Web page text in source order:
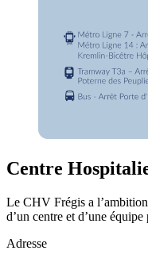
Centre
Le CHV Frégis a
d’un centre et d’une
Adresse